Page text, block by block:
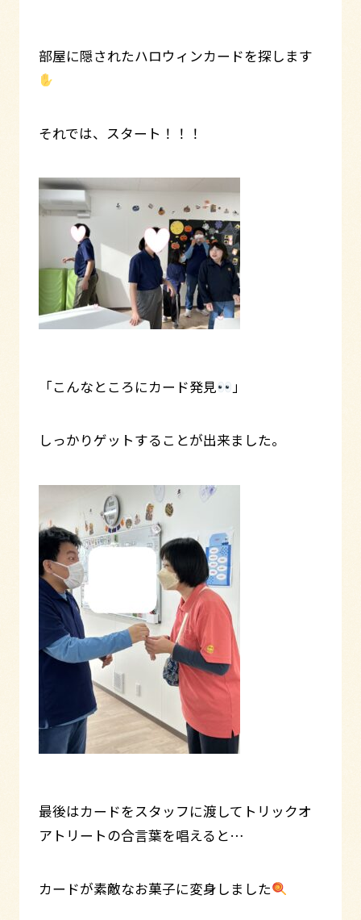
部屋に隠されたハロウィンカードを探します
それでは、スタート！！！
「こんなところにカード発見 」
しっかりゲットすることが出来ました。
最後はカードをスタッフに渡してトリックオ
アトリートの合言葉を唱えると…
カードが素敵なお菓子に変身しました